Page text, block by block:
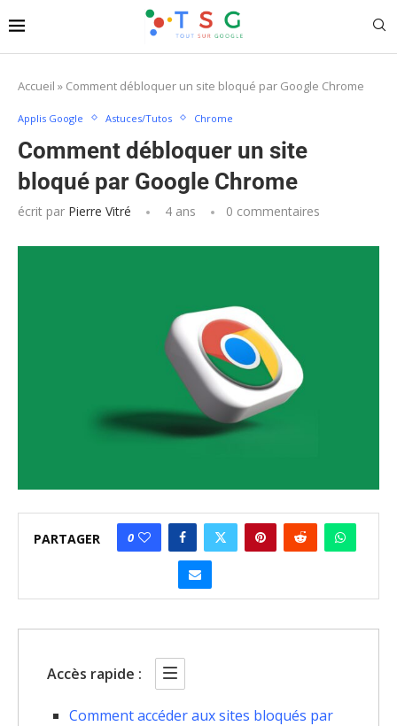
Accueil » Comment débloquer un site bloqué par Google Chrome
Applis Google Astuces/Tutos Chrome
Comment débloquer un site
bloqué par Google Chrome
écrit par Pierre Vitré 4 ans 0 commentaires
PARTAGER 0
Accès rapide :
Comment accéder aux sites bloqués par